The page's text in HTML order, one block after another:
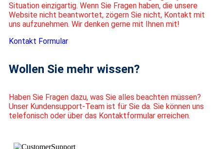
Wollen Sie mehr wissen?
Haben Sie Fragen dazu, was Sie alles beachten müssen?
Unser Kundensupport-Team ist für Sie da. Sie können uns
telefonisch oder über das Kontaktformular erreichen.
Situation einzigartig. Wenn Sie Fragen haben, die unsere
Website nicht beantwortet, zögern Sie nicht, Kontakt mit
uns aufzunehmen. Wir denken gerne mit Ihnen mit!
Kontakt Formular